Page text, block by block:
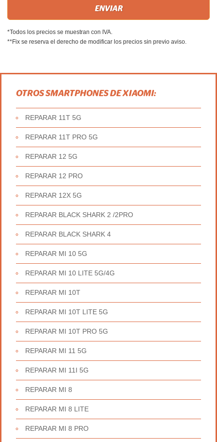
*Todos los precios se muestran con IVA.
**Fix se reserva el derecho de modificar los precios sin previo aviso.
OTROS SMARTPHONES DE XIAOMI:
REPARAR 11T 5G
REPARAR 11T PRO 5G
REPARAR 12 5G
REPARAR 12 PRO
REPARAR 12X 5G
REPARAR BLACK SHARK 2 /2PRO
REPARAR BLACK SHARK 4
REPARAR MI 10 5G
REPARAR MI 10 LITE 5G/4G
REPARAR MI 10T
REPARAR MI 10T LITE 5G
REPARAR MI 10T PRO 5G
REPARAR MI 11 5G
REPARAR MI 11I 5G
REPARAR MI 8
REPARAR MI 8 LITE
REPARAR MI 8 PRO